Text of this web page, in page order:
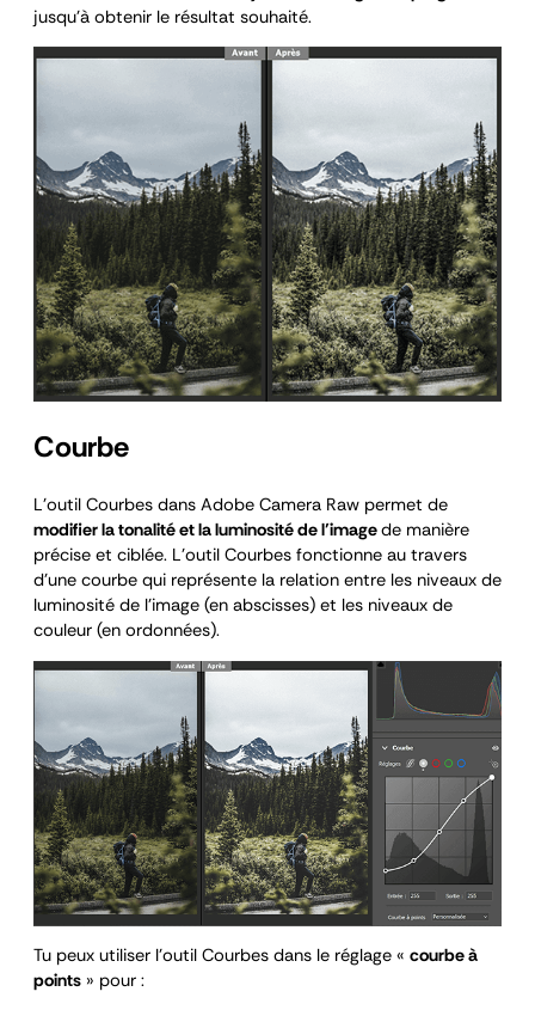
jusqu’à obtenir le résultat souhaité.
Courbe
L’outil Courbes dans Adobe Camera Raw permet de
modifier la tonalité et la luminosité de l’imagede manière
précise et ciblée. L’outil Courbes fonctionne au travers
d’une courbe qui représente la relation entre les niveaux de
luminosité de l’image (en abscisses) et les niveaux de
couleur (en ordonnées).
Tu peux utiliser l’outil Courbes dans le réglage « courbe à
points » pour :